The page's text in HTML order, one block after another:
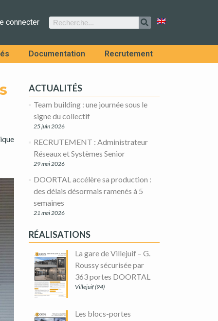
connecter
Documentation Recrutement
ACTUALITÉS
Team building : une journée sous le
signe du collectif
25 juin 2026
RECRUTEMENT : Administrateur
Réseaux et Systèmes Senior
29 mai 2026
DOORTAL accélère sa production :
des délais désormais ramenés à 5
semaines
21 mai 2026
RÉALISATIONS
La gare de Villejuif – G.
Roussy sécurisée par
363 portes DOORTAL
Villejuif (94)
Les blocs-portes